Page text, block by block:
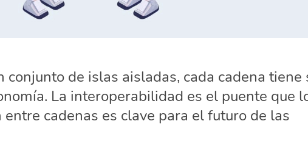
conjunto de islas aisladas, cada cadena tiene
La interoperabilidad es el puente que
entre cadenas es clave para el futuro de las